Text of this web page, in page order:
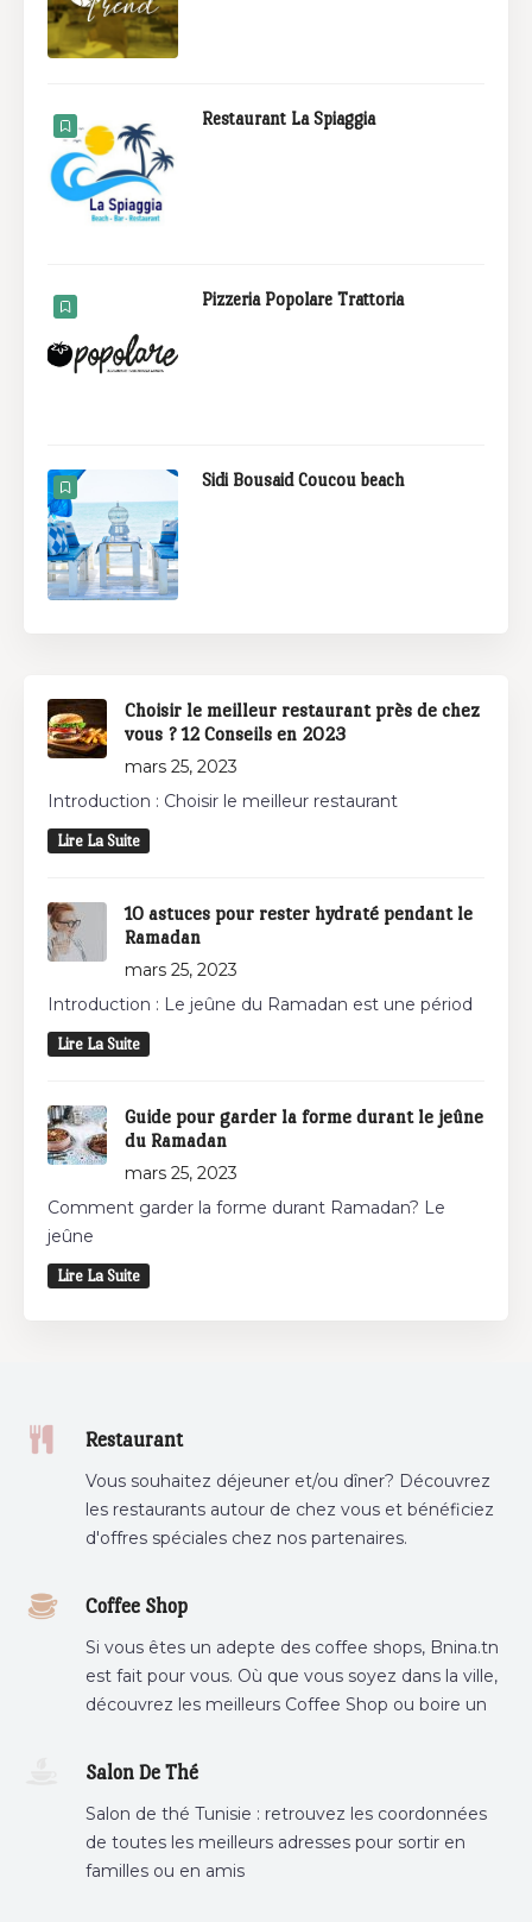
Restaurant La Spiaggia
Pizzeria Popolare Trattoria
Sidi Bousaid Coucou beach
Choisir le meilleur restaurant près de chez
vous ? 12 Conseils en 2023
mars 25, 2023
Introduction : Choisir le meilleur restaurant
Lire La Suite
10 astuces pour rester hydraté pendant le
Ramadan
mars 25, 2023
Introduction : Le jeûne du Ramadan est une périod
Lire La Suite
Guide pour garder la forme durant le jeûne
du Ramadan
mars 25, 2023
Comment garder la forme durant Ramadan? Le
jeûne
Lire La Suite
Restaurant
Vous souhaitez déjeuner et/ou dîner? Découvrez
les restaurants autour de chez vous et bénéficiez
d'offres spéciales chez nos partenaires.
Coffee Shop
Si vous êtes un adepte des coffee shops, Bnina.tn
est fait pour vous. Où que vous soyez dans la ville,
découvrez les meilleurs Coffee Shop ou boire un
Salon De Thé
Salon de thé Tunisie : retrouvez les coordonnées
de toutes les meilleurs adresses pour sortir en
familles ou en amis